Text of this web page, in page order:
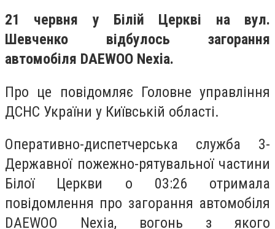
21 червня у Білій Церкві на вул.
Шевченко відбулось загорання
автомобіля DAEWOO Nexia.
Про це повідомляє Головне управління
ДСНС України у Київській області.
Оперативно-диспетчерська служба 3-
Державної пожежно-рятувальної частини
Білої Церкви о 03:26 отримала
повідомлення про загорання автомобіля
DAEWOO Nexia, вогонь з якого